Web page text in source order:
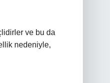
ve bu da
nedeniyle,